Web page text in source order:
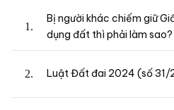
Bị người khác chiếm giữ
dụng đất thì phải làm sao?
Luật Đất đai 2024 (số 31/